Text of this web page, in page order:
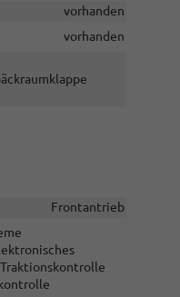
vorhanden
vorhanden
Frontantrieb